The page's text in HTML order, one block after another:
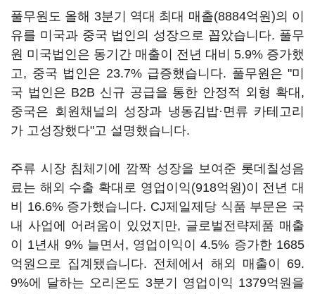
풀무원도 올해 3분기 역대 최대 매출(8884억원)의 이
유를 미국과 중국 법인의 성장으로 꼽았습니다. 풀무
원 미국법인은 동기간 매출이 전년 대비 5.9% 증가했
고, 중국 법인은 23.7% 급증했습니다. 풀무원은 "미
국 법인은 B2B 신규 공급을 통한 안정적 외형 확대,
중국은 회원채널의 성장과 냉동김밥·면류 카테고리
가 고성장했다"고 설명했습니다.
주류 시장 침체기에 깜짝 성장을 보여준 롯데칠성음
료는 해외 수출 확대로 영업이익(918억원)이 전년 대
비 16.6% 증가했습니다. CJ제일제당 식품 부문은 국
내 사업에 어려움이 있었지만, 글로벌전략제품 매출
이 1년새 9% 늘면서, 영업이익이 4.5% 증가한 1685
억원으로 집계됐습니다. 전체에서 해외 매출이 69.
9%에 달하는 오리온도 3분기 영업이익 1379억원을